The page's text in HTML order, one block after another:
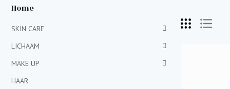
Home
SKIN CARE
LICHAAM
MAKE UP
HAAR